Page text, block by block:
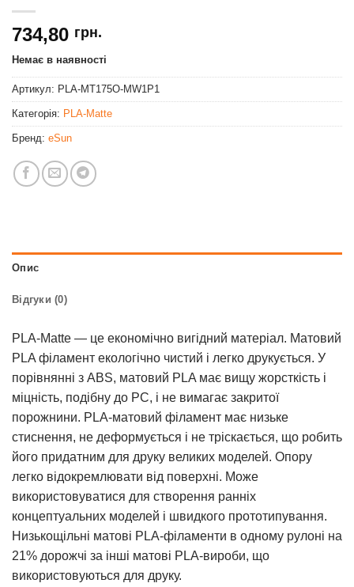
734,80 грн.
Немає в наявності
Артикул: PLA-MT175O-MW1P1
Категорія: PLA-Matte
Бренд: eSun
Опис
Відгуки (0)
PLA-Matte — це економічно вигідний матеріал. Матовий
PLA філамент екологічно чистий і легко друкується. У
порівнянні з ABS, матовий PLA має вищу жорсткість і
міцність, подібну до PC, і не вимагає закритої
порожнини. PLA-матовий філамент має низьке
стиснення, не деформується і не тріскається, що робить
його придатним для друку великих моделей. Опору
легко відокремлювати від поверхні. Може
використовуватися для створення ранніх
концептуальних моделей і швидкого прототипування.
Низькощільні матові PLA-філаменти в одному рулоні на
21% дорожчі за інші матові PLA-вироби, що
використовуються для друку.